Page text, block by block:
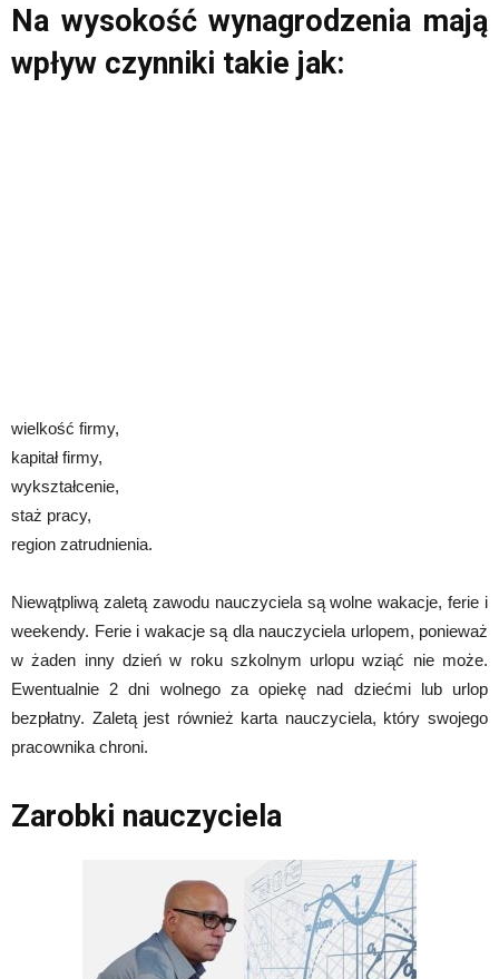
Na wysokość wynagrodzenia mają
wpływ czynniki takie jak:
wielkość firmy,
kapitał firmy,
wykształcenie,
staż pracy,
region zatrudnienia.
Niewątpliwą zaletą zawodu nauczyciela są wolne wakacje, ferie i
weekendy. Ferie i wakacje są dla nauczyciela urlopem, ponieważ
w żaden inny dzień w roku szkolnym urlopu wziąć nie może.
Ewentualnie 2 dni wolnego za opiekę nad dziećmi lub urlop
bezpłatny. Zaletą jest również karta nauczyciela, który swojego
pracownika chroni.
Zarobki nauczyciela